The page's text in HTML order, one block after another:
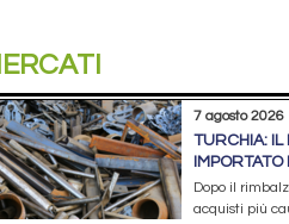
7 agosto 2026
TURCHIA: IL
IMPORTATO
Dopo il
acquisti più